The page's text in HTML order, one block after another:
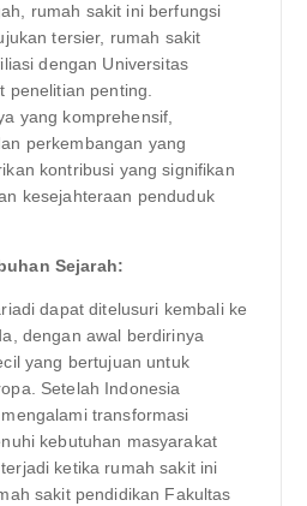
rumah sakit ini berfungsi
tersier, rumah sakit
dengan Universitas
penelitian penting.
yang komprehensif,
perkembangan yang
kontribusi yang signifikan
kesejahteraan penduduk
Sejarah:
dapat ditelusuri kembali ke
dengan awal berdirinya
yang bertujuan untuk
Setelah Indonesia
transformasi
kebutuhan masyarakat
ketika rumah sakit ini
sakit pendidikan Fakultas